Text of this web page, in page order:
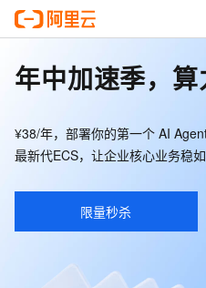
年中加速季，
¥38/年，部署你的第一个 AI
最新代ECS，让企业核心业务稳
限量秒杀